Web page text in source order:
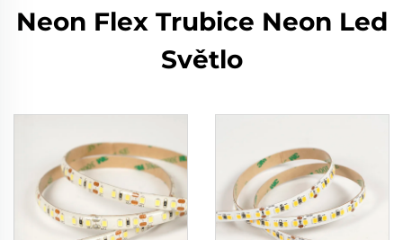
Neon Flex Trubice Neon Led
Světlo